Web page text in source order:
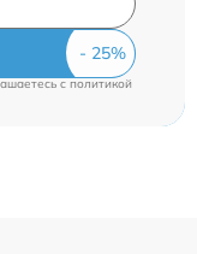
cполитикой